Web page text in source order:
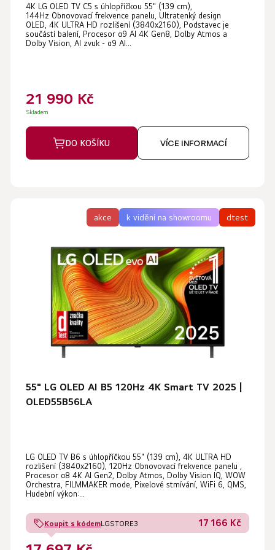
hodnocení
produktu
je
5
hvězdiček.
4K LG OLED TV C5 s úhlopříčkou 55" (139 cm),
144Hz Obnovovací frekvence panelu, Ultratenký design
OLED, 4K ULTRA HD rozlišení (3840x2160), Podstavec je
součástí balení, Procesor α9 AI 4K Gen8, Dolby Atmos a
Dolby Vision, AI zvuk - α9 AI...
21 990 Kč
Skladem
DO KOŠÍKU VÍCE INFORMACÍ
akce k vidění na showroomu dtest
55" LG OLED AI B5 120Hz 4K Smart TV 2025 |
OLED55B56LA
hodnocení
produktu
je
5
LG OLED TV B6 s úhlopříčkou 55" (139 cm), 4K ULTRA HD
rozlišení (3840x2160), 120Hz Obnovovací frekvence panelu ,
Procesor α8 4K AI Gen2, Dolby Atmos, Dolby Vision IQ, WOW
Orchestra, FILMMAKER mode, Pixelové stmívání, WiFi 6, QMS,
Hudební výkon:...
Koupit s kódemLGSTORE3 17 166 Kč